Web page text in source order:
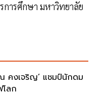
ารศึกษา มหาวิทยาลัย
คงเจริญ’ แชมป์นักดม
ลก